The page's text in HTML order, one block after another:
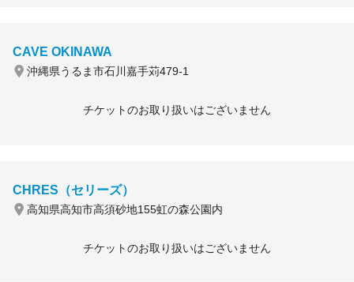
CAVE OKINAWA
沖縄県うるま市石川嘉手苅479-1
チケットのお取り扱いはございません
CHRES（セリーズ）
高知県高知市高須砂地155虹の森公園内
チケットのお取り扱いはございません